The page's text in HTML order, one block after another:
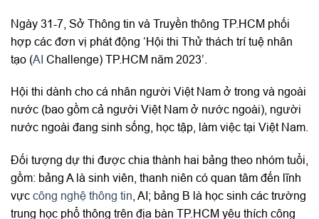
Ngày 31-7, Sở Thông tin và Truyền thông TP.HCM phối
hợp các đơn vị phát động ‘Hội thi Thử thách trí tuệ nhân
tạo (AI Challenge) TP.HCM năm 2023’.
Hội thi dành cho cá nhân người Việt Nam ở trong và ngoài
nước (bao gồm cả người Việt Nam ở nước ngoài), người
nước ngoài đang sinh sống, học tập, làm việc tại Việt Nam.
Đối tượng dự thi được chia thành hai bảng theo nhóm tuổi,
gồm: bảng A là sinh viên, thanh niên có quan tâm đến lĩnh
vực công nghệ thông tin , AI; bảng B là học sinh các trường
trung học phổ thông trên địa bàn TP.HCM yêu thích công